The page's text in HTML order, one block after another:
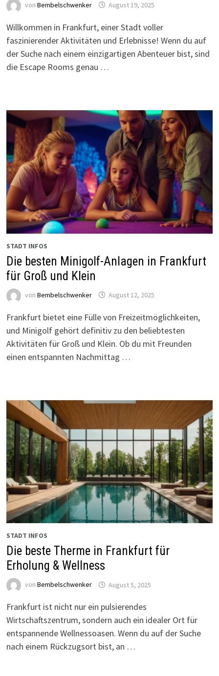
von Bembelschwenker August 19, 2025
Willkommen in Frankfurt, einer Stadt voller
faszinierender Aktivitäten und Erlebnisse! Wenn du auf
der Suche nach einem einzigartigen Abenteuer bist, sind
die Escape Rooms genau …
STADT INFOS
Die besten Minigolf-Anlagen in Frankfurt
für Groß und Klein
von Bembelschwenker August 12, 2025
Frankfurt bietet eine Fülle von Freizeitmöglichkeiten,
und Minigolf gehört definitiv zu den beliebtesten
Aktivitäten für Groß und Klein. Ob du mit Freunden
einen entspannten Nachmittag …
STADT INFOS
Die beste Therme in Frankfurt für
Erholung & Wellness
von Bembelschwenker August 5, 2025
Frankfurt ist nicht nur ein pulsierendes
Wirtschaftszentrum, sondern auch ein idealer Ort für
entspannende Wellnessoasen. Wenn du auf der Suche
nach einem Rückzugsort bist, an …